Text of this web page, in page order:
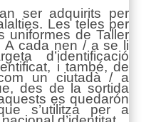
ser adquirits per
Les teles per
uniformes de Taller
A cada nen / a se li
d’identificació
i també, de
un ciutadà / a
des de la sortida
es quedarón
s’utilitza per a